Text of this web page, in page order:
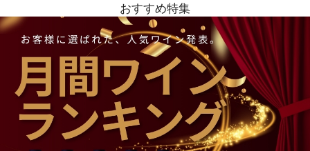
おすすめ特集